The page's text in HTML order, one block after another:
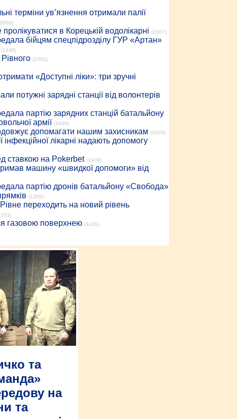
терміни ув’язнення отримали палії
в Корецькій водолікарні (2667)
бійцям спецпідрозділу ГУР «Артан»
(2499)
(2361)
«Доступні ліки»: три зручні
потужні зарядні станції від волонтерів
партію зарядних станцій батальйону
армії (1646)
допомагати нашим захисникам (1603)
інфекційної лікарні надають допомогу
ставкою на Pokerbet (1409)
машину «швидкої допомоги» від
партію дронів батальйону «Свобода»
(1206)
переходить на новий рівень
газовою поверхнею (1146)
та
на
та